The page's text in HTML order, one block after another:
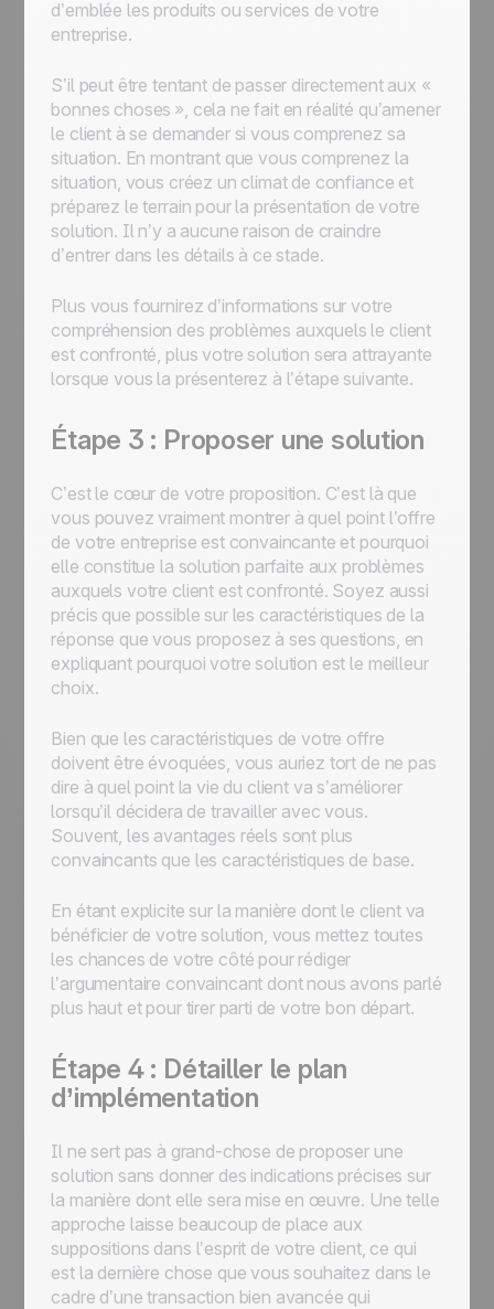
d’emblée les produits ou services de votre
entreprise.
S’il peut être tentant de passer directement aux «
bonnes choses », cela ne fait en réalité qu’amener
le client à se demander si vous comprenez sa
situation. En montrant que vous comprenez la
situation, vous créez un climat de confiance et
préparez le terrain pour la présentation de votre
solution. Il n’y a aucune raison de craindre
d’entrer dans les détails à ce stade.
Plus vous fournirez d’informations sur votre
compréhension des problèmes auxquels le client
est confronté, plus votre solution sera attrayante
lorsque vous la présenterez à l’étape suivante.
Étape 3 : Proposer une solution
C’est le cœur de votre proposition. C’est là que
vous pouvez vraiment montrer à quel point l’offre
de votre entreprise est convaincante et pourquoi
elle constitue la solution parfaite aux problèmes
auxquels votre client est confronté. Soyez aussi
précis que possible sur les caractéristiques de la
réponse que vous proposez à ses questions, en
expliquant pourquoi votre solution est le meilleur
choix.
Bien que les caractéristiques de votre offre
doivent être évoquées, vous auriez tort de ne pas
dire à quel point la vie du client va s’améliorer
lorsqu’il décidera de travailler avec vous.
Souvent, les avantages réels sont plus
convaincants que les caractéristiques de base.
En étant explicite sur la manière dont le client va
bénéficier de votre solution, vous mettez toutes
les chances de votre côté pour rédiger
l’argumentaire convaincant dont nous avons parlé
plus haut et pour tirer parti de votre bon départ.
Étape 4 : Détailler le plan
d’implémentation
Il ne sert pas à grand-chose de proposer une
solution sans donner des indications précises sur
la manière dont elle sera mise en œuvre. Une telle
approche laisse beaucoup de place aux
suppositions dans l’esprit de votre client, ce qui
est la dernière chose que vous souhaitez dans le
cadre d’une transaction bien avancée qui